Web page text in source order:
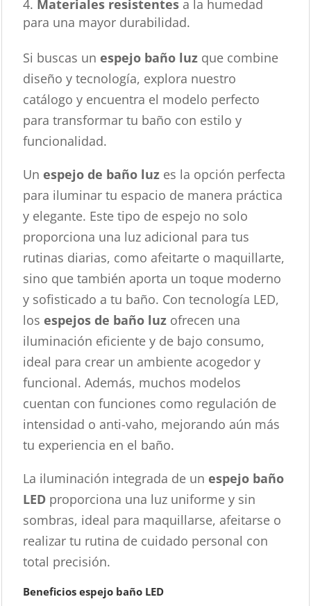
Materiales resistentes a la humedad
para una mayor durabilidad.
Si buscas un espejo baño luz que combine
diseño y tecnología, explora nuestro
catálogo y encuentra el modelo perfecto
para transformar tu baño con estilo y
funcionalidad.
Un espejo de baño luz es la opción perfecta
para iluminar tu espacio de manera práctica
y elegante. Este tipo de espejo no solo
proporciona una luz adicional para tus
rutinas diarias, como afeitarte o maquillarte,
sino que también aporta un toque moderno
y sofisticado a tu baño. Con tecnología LED,
los espejos de baño luz ofrecen una
iluminación eficiente y de bajo consumo,
ideal para crear un ambiente acogedor y
funcional. Además, muchos modelos
cuentan con funciones como regulación de
intensidad o anti-vaho, mejorando aún más
tu experiencia en el baño.
La iluminación integrada de un espejo baño
LED proporciona una luz uniforme y sin
sombras, ideal para maquillarse, afeitarse o
realizar tu rutina de cuidado personal con
total precisión.
Beneficios espejo baño LED